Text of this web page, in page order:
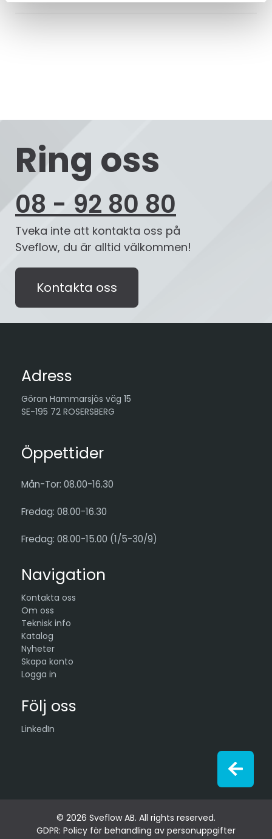
Ring oss
08 - 92 80 80
Tveka inte att kontakta oss på
Sveflow, du är alltid välkommen!
Kontakta oss
Adress
Göran Hammarsjös väg 15
SE-195 72 ROSERSBERG
Öppettider
Mån-Tor: 08.00-16.30
Fredag: 08.00-16.30
Fredag: 08.00-15.00 (1/5-30/9)
Navigation
Kontakta oss
Om oss
Teknisk info
Katalog
Nyheter
Skapa konto
Logga in
Följ oss
LinkedIn
© 2026 Sveflow AB. All rights reserved.
GDPR: Policy för behandling av personuppgifter